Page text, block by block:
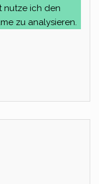
nutze ich den
zu analysieren.